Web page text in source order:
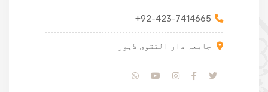
+92-423-7414665
جامعہ دار التقوی لاہور